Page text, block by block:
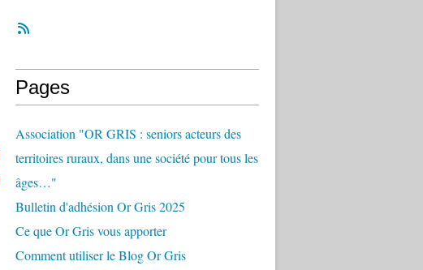
Pages
Association "OR GRIS : seniors acteurs des
territoires ruraux, dans une société pour tous les
âges…"
Bulletin d'adhésion Or Gris 2025
Ce que Or Gris vous apporter
Comment utiliser le Blog Or Gris